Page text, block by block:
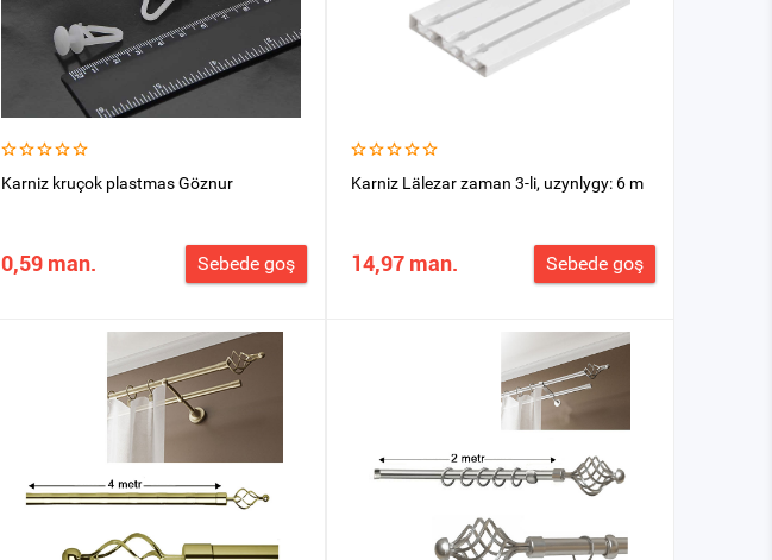
Karniz kruçok plastmas Göznur
0,59 man. Sebede goş
Karniz Lälezar zaman 3-li, uzynlygy: 6 m
14,97 man. Sebede goş